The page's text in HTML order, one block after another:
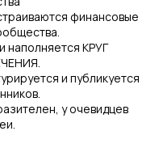
финансовые
наполняется КРУГ
и публикуется
у очевидцев